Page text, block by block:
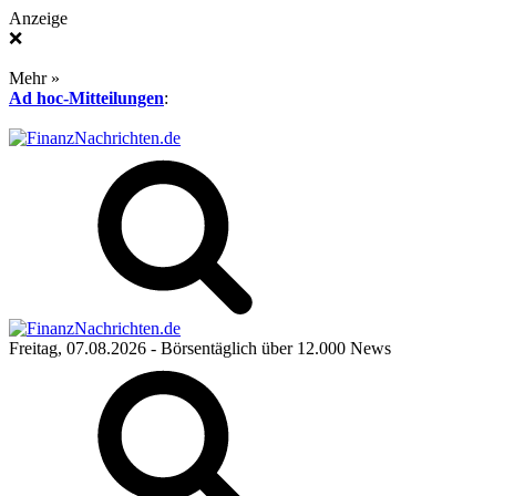
Anzeige
❌
Mehr »
Ad hoc-Mitteilungen:
Freitag, 07.08.2026 - Börsentäglich über 12.000 News